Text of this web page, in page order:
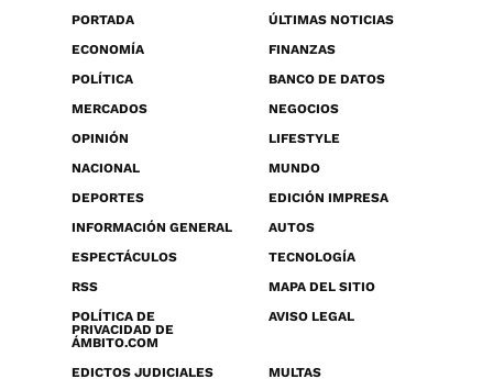
PORTADA
ÚLTIMAS NOTICIAS
ECONOMÍA
FINANZAS
POLÍTICA
BANCO DE DATOS
MERCADOS
NEGOCIOS
OPINIÓN
LIFESTYLE
NACIONAL
MUNDO
DEPORTES
EDICIÓN IMPRESA
INFORMACIÓN GENERAL
AUTOS
ESPECTÁCULOS
TECNOLOGÍA
RSS
MAPA DEL SITIO
POLÍTICA DE
PRIVACIDAD DE
ÁMBITO.COM
AVISO LEGAL
EDICTOS JUDICIALES MULTAS